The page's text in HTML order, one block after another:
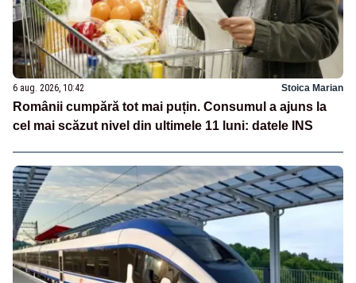
6 aug. 2026, 10:42 Stoica Marian
Românii cumpără tot mai puțin. Consumul a ajuns la
cel mai scăzut nivel din ultimele 11 luni: datele INS